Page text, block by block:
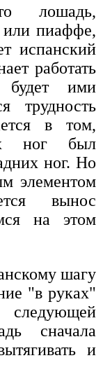
лошадь,
или пиаффе,
испанский
работать
ими
трудность
в том,
ног был
ног. Но
элементом
вынос
на этом
шагу
"в руках"
сначала
и